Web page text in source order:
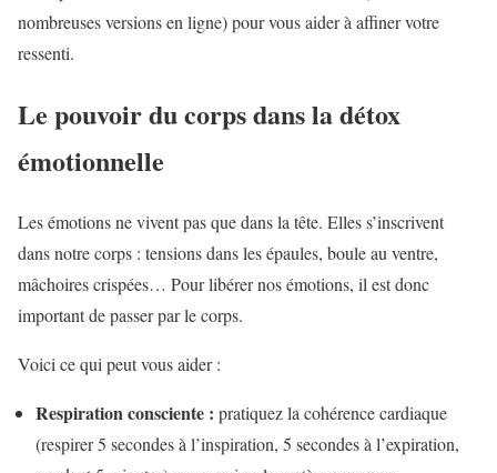
nombreuses versions en ligne) pour vous aider à affiner votre
ressenti.
Le pouvoir du corps dans la détox
émotionnelle
Les émotions ne vivent pas que dans la tête. Elles s’inscrivent
dans notre corps : tensions dans les épaules, boule au ventre,
mâchoires crispées… Pour libérer nos émotions, il est donc
important de passer par le corps.
Voici ce qui peut vous aider :
Respiration consciente : pratiquez la cohérence cardiaque
(respirer 5 secondes à l’inspiration, 5 secondes à l’expiration,